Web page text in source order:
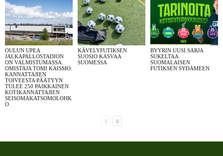
OULUN UPEA
JALKAPALLOSTADION
ON VALMISTUMASSA.
OMISTAJA TOMI KAISMO:
KANNATTAJIEN
TOIVEESTA PÄÄTYYN
TULEE 250 PAIKKAINEN
KOTIKANNATTAJIEN
SEISOMAKATSOMOLOHK
O
KÄVELYFUTIKSEN
SUOSIO KASVAA
SUOMESSA
BYYRIN UUSI SARJA
SUKELTAA
SUOMALAISEN
FUTIKSEN SYDÄMEEN